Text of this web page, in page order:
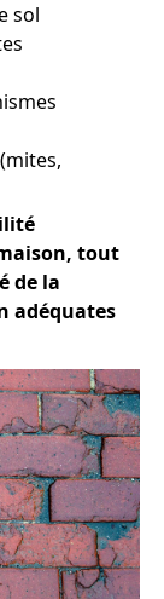
sol
tout
de la
adéquates